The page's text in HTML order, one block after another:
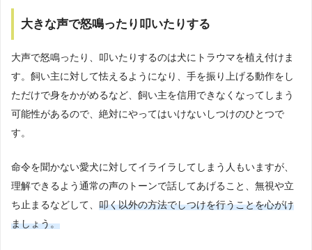
大きな声で怒鳴ったり叩いたりする
大声で怒鳴ったり、叩いたりするのは犬にトラウマを植え付けま
す。飼い主に対して怯えるようになり、手を振り上げる動作をし
ただけで身をかがめるなど、飼い主を信用できなくなってしまう
可能性があるので、絶対にやってはいけないしつけのひとつで
す。
命令を聞かない愛犬に対してイライラしてしまう人もいますが、
理解できるよう通常の声のトーンで話してあげること、無視や立
ち止まるなどして、 叩く以外の方法でしつけを行うことを心がけ
ましょう。